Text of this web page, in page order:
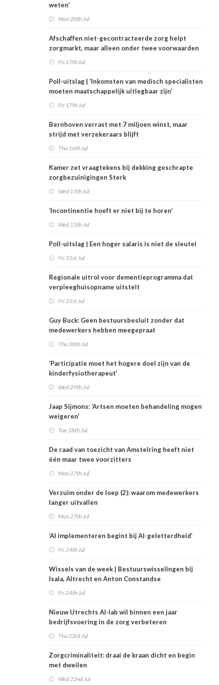
weten’
Mon 20th Jul
Afschaffen niet-gecontracteerde zorg helpt
zorgmarkt, maar alleen onder twee voorwaarden
Fri 17th Jul
Poll-uitslag | ‘Inkomsten van medisch specialisten
moeten maatschappelijk uitlegbaar zijn’
Fri 17th Jul
Bernhoven verrast met 7 miljoen winst, maar
strijd met verzekeraars blijft
Thu 16th Jul
Kamer zet vraagtekens bij dekking geschrapte
zorgbezuinigingen Sterk
Wed 15th Jul
‘Incontinentie hoeft er niet bij te horen’
Wed 15th Jul
Poll-uitslag | Een hoger salaris is niet de sleutel
Fri 31st Jul
Regionale uitrol voor dementieprogramma dat
verpleeghuisopname uitstelt
Fri 31st Jul
Guy Buck: Geen bestuursbesluit zonder dat
medewerkers hebben meegepraat
Thu 30th Jul
‘Participatie moet het hogere doel zijn van de
kinderfysiotherapeut’
Wed 29th Jul
Jaap Sijmons: ‘Artsen moeten behandeling mogen
weigeren’
Tue 28th Jul
De raad van toezicht van Amstelring heeft niet
één maar twee voorzitters
Mon 27th Jul
Verzuim onder de loep (2): waarom medewerkers
langer uitvallen
Mon 27th Jul
‘AI implementeren begint bij AI-geletterdheid’
Fri 24th Jul
Wissels van de week | Bestuurswisselingen bij
Isala, Altrecht en Anton Constandse
Fri 24th Jul
Nieuw Utrechts AI-lab wil binnen een jaar
bedrijfsvoering in de zorg verbeteren
Thu 23rd Jul
Zorgcriminaliteit: draai de kraan dicht en begin
met dweilen
Wed 22nd Jul